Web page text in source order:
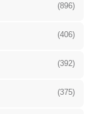
(896)
(406)
(392)
(375)